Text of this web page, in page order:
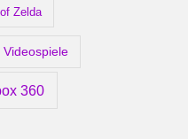
Zelda
Videospiele
360